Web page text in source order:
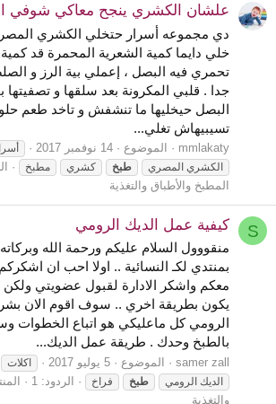
علشان الكشري ينجح معاكي شوفي
دي مجموعه أسرار حتخلي الكشري
خلي دايما كمية الشعرية المحمرة قد كمية
تحمري فيه البصل ، إعملي بية الرز و
جدا . قلبي المكرونة بعد سلقها و
البصل حيخليها ما تنشفش و تاخد طعم
تسيبيهاش تغلي...
mmlakaty الموضوع 14 نوفمبر 2017
الكشري المصري
طبخ كشري مطبخ
المطبخ والأطباق والتغذية
S كيفية عمل الديك الرومي
منقووول السلام عليكم ورحمة الله
بمنتدي لكـ النسائية .. اولا احب ان
معكم واشكر الادارة لقبول عضويتي
يكون بطريقة اخري .. سوف اقوم الان
الرومي كل ماعليكي هو اتباع الخطوات
بالطبخ وحدك . طريقة عمل الديك...
samer zall الموضوع 5 يوليو 2017 اكلات
الديك الرومي
طبخ فراخ الردود: 1
والتغذية